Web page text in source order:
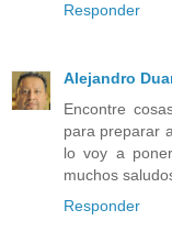
Responder
Alejandro
Encontre
para preparar
lo voy a
muchos
Responder